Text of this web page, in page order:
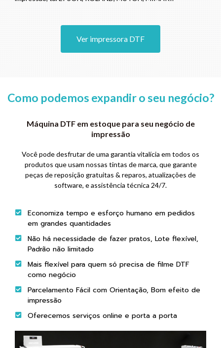
Ver impressora DTF
Como podemos expandir o seu negócio?
Máquina DTF em estoque para seu negócio de
impressão
Você pode desfrutar de uma garantia vitalícia em todos os
produtos que usam nossas tintas de marca, que garante
peças de reposição gratuitas & reparos, atualizações de
software, e assistência técnica 24/7.
Economiza tempo e esforço humano em pedidos
em grandes quantidades
Não há necessidade de fazer pratos, Lote flexível,
Padrão não limitado
Mais flexível para quem só precisa de filme DTF
como negócio
Parcelamento Fácil com Orientação, Bom efeito de
impressão
Oferecemos serviços online e porta a porta